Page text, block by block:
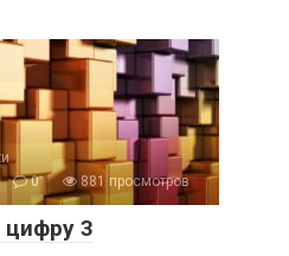
0
881 просмотров
3